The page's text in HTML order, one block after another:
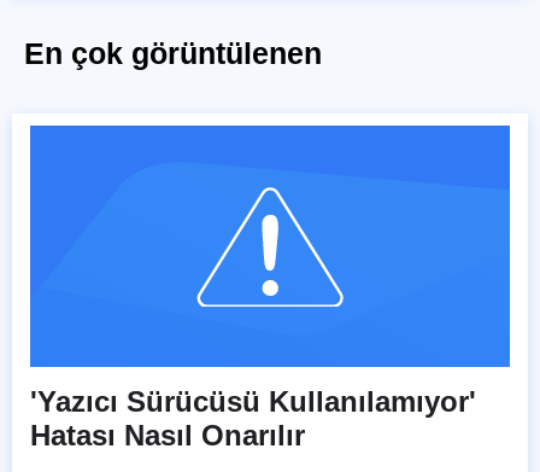
En çok görüntülenen
'Yazıcı Sürücüsü Kullanılamıyor'
Hatası Nasıl Onarılır